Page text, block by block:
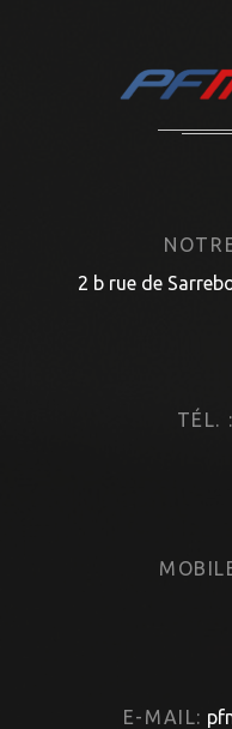
2 b rue de
TÉL. :
E-MAIL: